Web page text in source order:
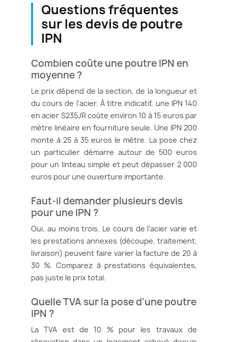
Questions fréquentes
sur les devis de poutre
IPN
Combien coûte une poutre IPN en
moyenne ?
Le prix dépend de la section, de la longueur et
du cours de l'acier. À titre indicatif, une IPN 140
en acier S235JR coûte environ 10 à 15 euros par
mètre linéaire en fourniture seule. Une IPN 200
monte à 25 à 35 euros le mètre. La pose chez
un particulier démarre autour de 500 euros
pour un linteau simple et peut dépasser 2 000
euros pour une ouverture importante.
Faut-il demander plusieurs devis
pour une IPN ?
Oui, au moins trois. Le cours de l'acier varie et
les prestations annexes (découpe, traitement,
livraison) peuvent faire varier la facture de 20 à
30 %. Comparez à prestations équivalentes,
pas juste le prix total.
Quelle TVA sur la pose d'une poutre
IPN ?
La TVA est de 10 % pour les travaux de